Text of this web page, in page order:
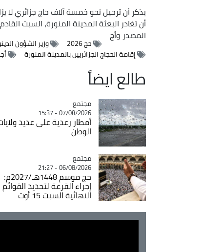
يذكر أن ترحيل نحو خمسة آلاف حاج جزائري لا
أن تغادر البعثة المدينة المنورة، السبت
المصدر وأج
حج 2026
وزير الشؤون
إقامة الحجاج الجزائريين بالمدينة المنورة
طالع ايضاً
Catégorie
مجتمع
07/08/2026 - 15:37
أمطار رعدية على عديد
الوطن
Catégorie
مجتمع
06/08/2026 - 21:27
حج موسم 1448هـ/2027م:
إجراء القرعة لتحديد القوائم
النهائية السبت 15 أوت